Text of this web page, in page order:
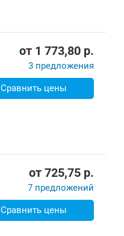
от 1 773,80 p.
3 предложения
Сравнить цены
от 725,75 p.
7 предложений
Сравнить цены